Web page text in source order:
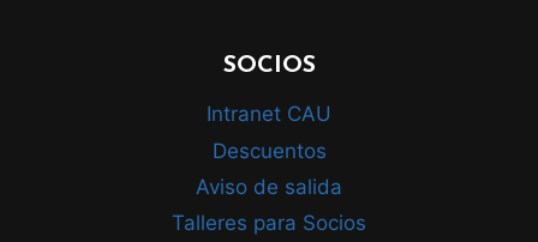
SOCIOS
Intranet CAU
Descuentos
Aviso de salida
Talleres para Socios